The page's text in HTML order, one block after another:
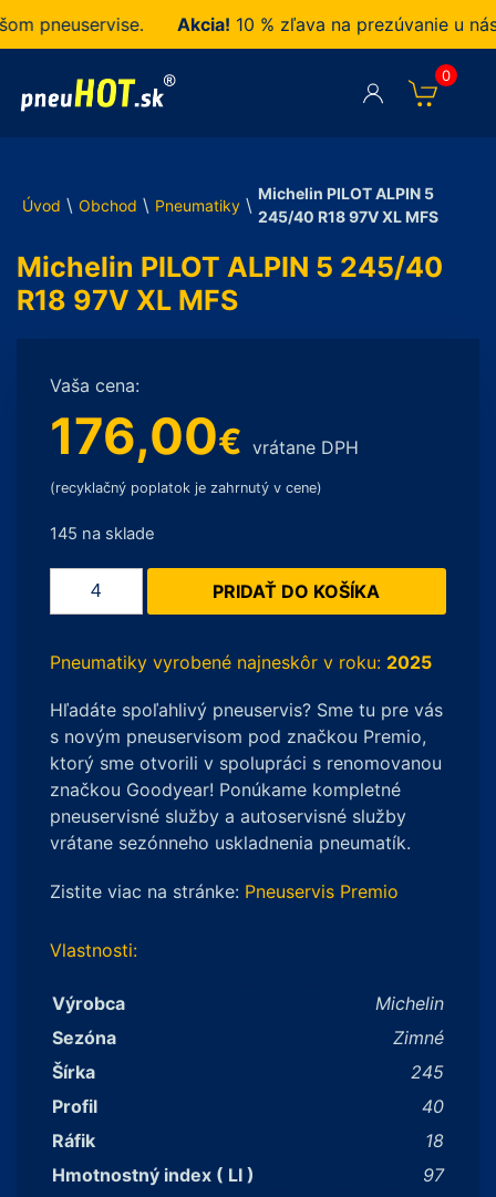
pneuservise. Akcia!10 % zľava na prezúvanie u nás
0
Úvod \ Obchod \ Pneumatiky \
Michelin PILOT ALPIN 5
245/40 R18 97V XL MFS
Michelin PILOT ALPIN 5 245/40
R18 97V XL MFS
Vaša cena:
176,00€ vrátane DPH
(recyklačný poplatok je zahrnutý v cene)
145 na sklade
množstvo
ALPIN
245/40
R18
97V
XL
MFS
PRIDAŤ DO KOŠÍKA
Pneumatiky vyrobené najneskôr v roku: 2025
Hľadáte spoľahlivý pneuservis? Sme tu pre vás
s novým pneuservisom pod značkou Premio,
ktorý sme otvorili v spolupráci s renomovanou
značkou Goodyear! Ponúkame kompletné
pneuservisné služby a autoservisné služby
vrátane sezónneho uskladnenia pneumatík.
Zistite viac na stránke: Pneuservis Premio
Vlastnosti:
Výrobca
Michelin
Sezóna
Zimné
Šírka
245
Profil
40
Ráfik
18
Hmotnostný index ( LI )
97